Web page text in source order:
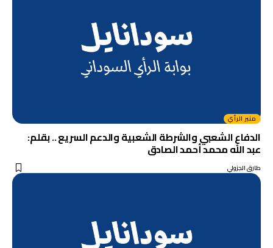
منبر الرأي
الدفاع الشعبي والشرطة الشعبية والدعم السريع .. بقلم:
عبد الله محمد أحمد الصادق
طارق الجزولي